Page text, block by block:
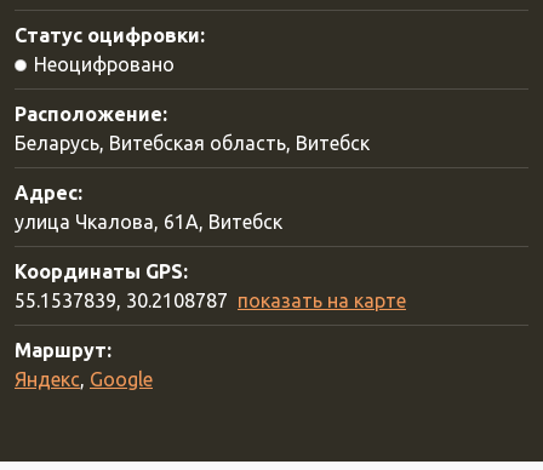
Статус оцифровки:
Неоцифровано
Расположение:
Беларусь, Витебская область, Витебск
Адрес:
улица Чкалова, 61А, Витебск
Координаты GPS:
55.1537839, 30.2108787 показать на карте
Маршрут:
Яндекс, Google